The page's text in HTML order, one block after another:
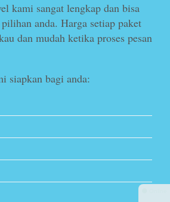
kami sangat lengkap dan bisa
anda. Harga setiap paket
dan mudah ketika proses pesan
siapkan bagi anda: